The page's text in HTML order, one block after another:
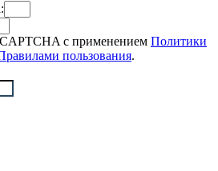
с применением Политики
пользования.